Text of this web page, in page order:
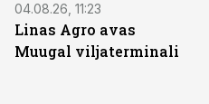
04.08.26, 11:23
Linas Agro avas
Muugal viljaterminali